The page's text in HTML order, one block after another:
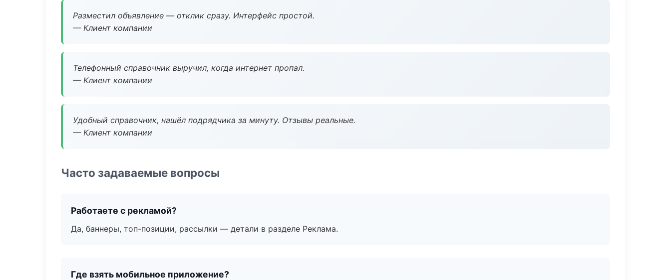
Разместил объявление — отклик сразу. Интерфейс простой.
— Клиент компании
Телефонный справочник выручил, когда интернет пропал.
— Клиент компании
Удобный справочник, нашёл подрядчика за минуту. Отзывы реальные.
— Клиент компании
Часто задаваемые вопросы
Работаете с рекламой?
Да, баннеры, топ-позиции, рассылки — детали в разделе Реклама.
Где взять мобильное приложение?